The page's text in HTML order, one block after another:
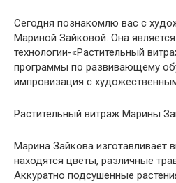
Сегодня познакомлю вас с
Мариной Зайковой. Она
технологии-«Растительный
программы по развивающему
импровизация с
Растительный витраж Марины
Марина Зайкова изготавливает
находятся цветы, различные
Аккуратно подсушенные